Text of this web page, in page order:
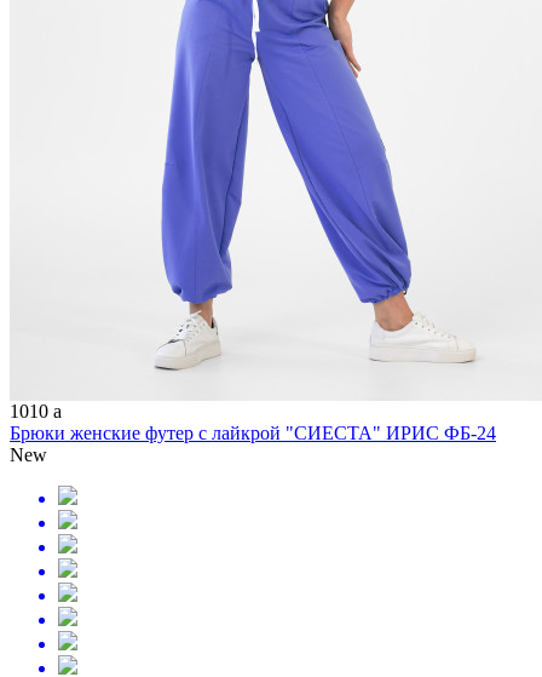
1010 a
Брюки женские футер с лайкрой "СИЕСТА" ИРИС ФБ-24
New